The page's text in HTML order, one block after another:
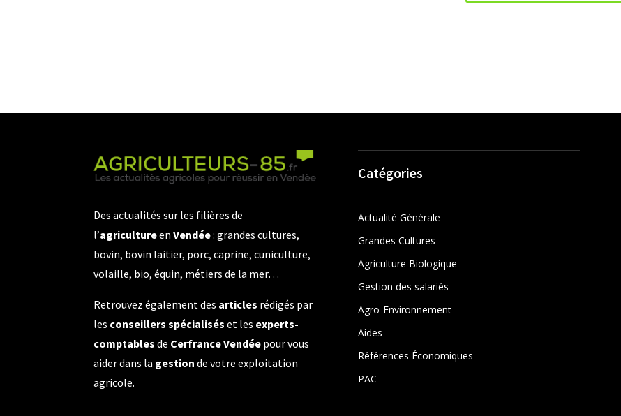
Des actualités sur les filières de
l’agricultureenVendée: grandes cultures,
bovin, bovin laitier, porc, caprine, cuniculture,
volaille, bio, équin, métiers de la mer…
Retrouvez également des articles rédigés par
les conseillers spécialisés et les experts-
comptables de Cerfrance Vendée pour vous
aider dans la gestion de votre exploitation
agricole.
Catégories
Actualité Générale
Grandes Cultures
Agriculture Biologique
Gestion des salariés
Agro-Environnement
Aides
Références Économiques
PAC